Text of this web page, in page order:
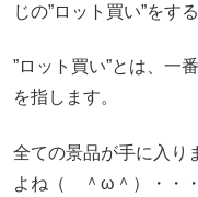
じの”ロット買い”をす
”ロット買い”とは、一
を指します。
全ての景品が手に入り
よね（ ＾ω＾）・・・